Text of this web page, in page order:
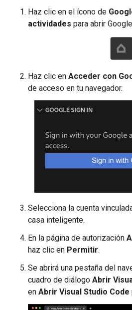
Haz clic en el ícono de
actividades para abrir
Haz clic en Acceder con
de acceso en tu navegador.
Selecciona la cuenta
casa inteligente.
En la página de autorización
haz clic en Permitir.
Se abrirá una pestaña del
cuadro de diálogo Abrir
en Abrir Visual Studio Code